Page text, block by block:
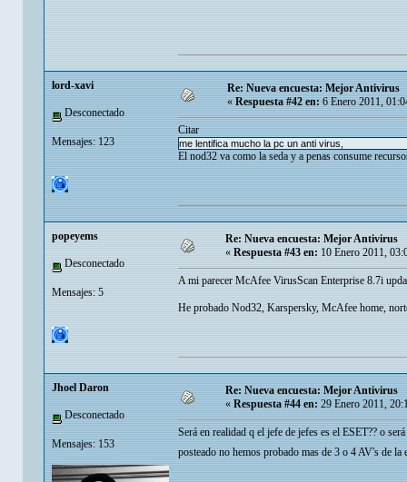
lord-xavi
Desconectado
Mensajes: 123
Re: Nueva encuesta: Mejor Antivirus
«Respuesta #42 en:6 Enero 2011,
Citar
me lentifica mucho la pc un anti virus,
El nod32 va como la seda y a penas consume
popeyems
Desconectado
Mensajes: 5
Re: Nueva encuesta: Mejor Antivirus
« Respuesta #43 en: 10 Enero 2011,
A mi parecer McAfee VirusScan Enterprise 8.7i
He probado Nod32, Karspersky, McAfee home,
Jhoel Daron
Desconectado
Mensajes: 153
Re: Nueva encuesta: Mejor Antivirus
«Respuesta #44 en:29 Enero 2011,
Será en realidad q el jefe de jefes es el ESET?? o
posteado no hemos probado mas de 3 o 4 AV's de